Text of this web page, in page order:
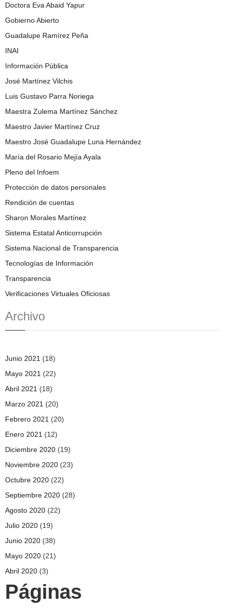
Doctora Eva Abaid Yapur
Gobierno Abierto
Guadalupe Ramírez Peña
INAI
Información Pública
José Martínez Vilchis
Luis Gustavo Parra Noriega
Maestra Zulema Martínez Sánchez
Maestro Javier Martínez Cruz
Maestro José Guadalupe Luna Hernández
María del Rosario Mejía Ayala
Pleno del Infoem
Protección de datos personales
Rendición de cuentas
Sharon Morales Martínez
Sistema Estatal Anticorrupción
Sistema Nacional de Transparencia
Tecnologías de Información
Transparencia
Verificaciones Virtuales Oficiosas
Archivo
Junio 2021 (18)
Mayo 2021 (22)
Abril 2021 (18)
Marzo 2021 (20)
Febrero 2021 (20)
Enero 2021 (12)
Diciembre 2020 (19)
Noviembre 2020 (23)
Octubre 2020 (22)
Septiembre 2020 (28)
Agosto 2020 (22)
Julio 2020 (19)
Junio 2020 (38)
Mayo 2020 (21)
Abril 2020 (3)
Páginas